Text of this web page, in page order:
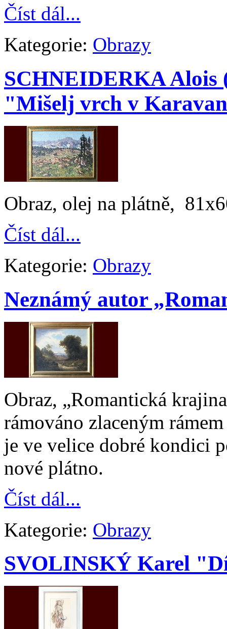
Číst dál...
Kategorie: Obrazy
SCHNEIDERKA Alois
"Mišelj vrch v
Obraz, olej na plátně,
Číst dál...
Kategorie: Obrazy
Neznámý autor
Obraz, „Romantická
rámováno zlaceným
je ve velice dobré kondici
nové plátno.
Číst dál...
Kategorie: Obrazy
SVOLINSKÝ Karel